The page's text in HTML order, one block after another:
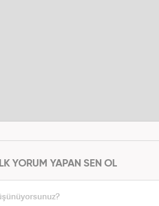
İLK YORUM YAPAN SEN OL